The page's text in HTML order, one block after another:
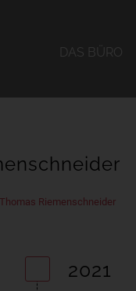
DAS BÜRO
Riemenschneider
2021